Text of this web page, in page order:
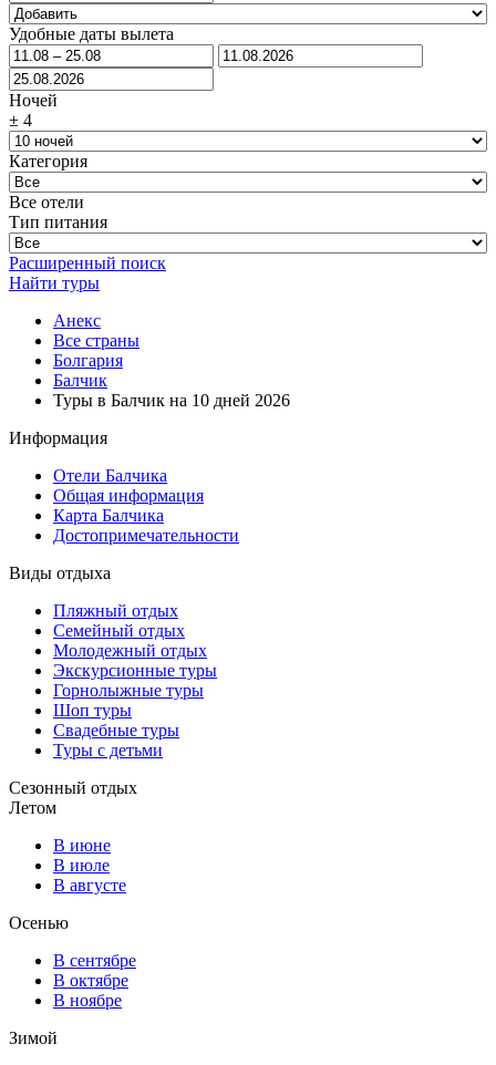
Удобные даты вылета
Ночей
± 4
Категория
Все отели
Тип питания
Расширенный поиск
Найти туры
Анекс
Все страны
Болгария
Балчик
Туры в Балчик на 10 дней 2026
Информация
Отели Балчика
Общая информация
Карта Балчика
Достопримечательности
Виды отдыха
Пляжный отдых
Семейный отдых
Молодежный отдых
Экскурсионные туры
Горнолыжные туры
Шоп туры
Свадебные туры
Туры с детьми
Сезонный отдых
Летом
В июне
В июле
В августе
Осенью
В сентябре
В октябре
В ноябре
Зимой